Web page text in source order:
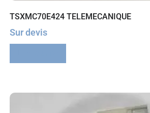
TSXMC70E424 TELEMECANIQUE
Sur devis